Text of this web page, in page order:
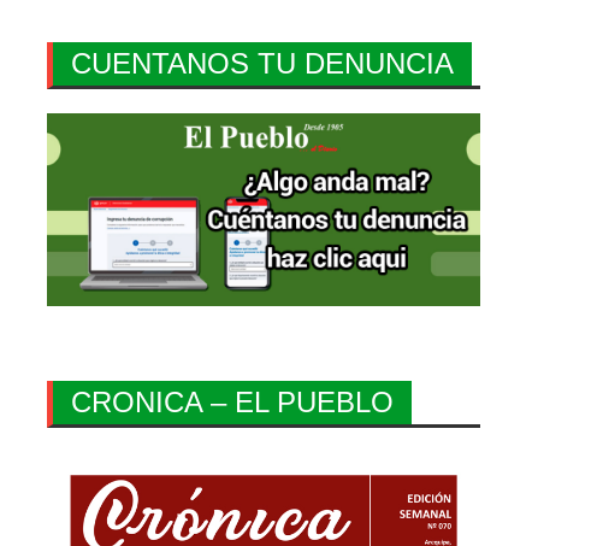
CUENTANOS TU DENUNCIA
CRONICA – EL PUEBLO